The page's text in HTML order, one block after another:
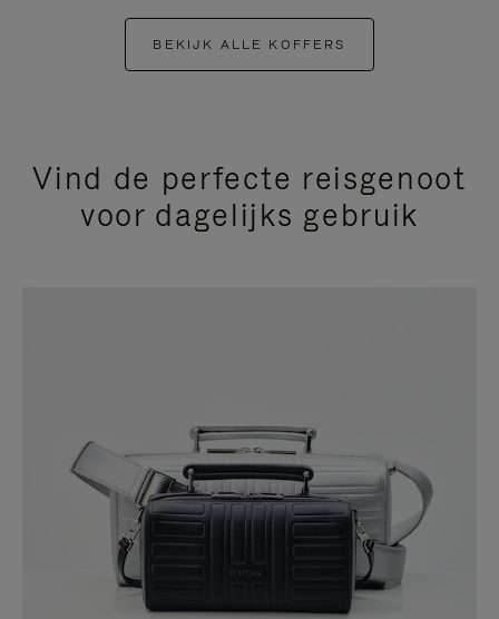
BEKIJK ALLE KOFFERS
Vind de perfecte reisgenoot
voor dagelijks gebruik